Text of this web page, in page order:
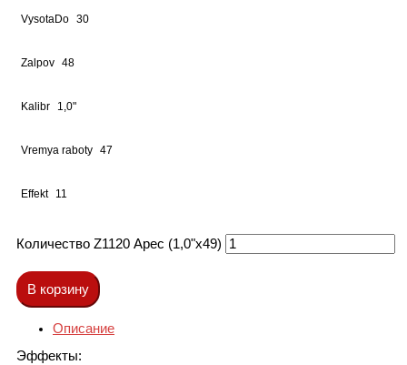
VysotaDo 30
Zalpov 48
Kalibr 1,0"
Vremya raboty 47
Effekt 11
Количество Z1120 Арес (1,0"х49)
В корзину
Описание
Эффекты: